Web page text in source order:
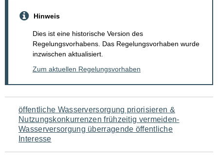
Hinweis
Dies ist eine historische Version des
Regelungsvorhabens. Das Regelungsvorhaben wurde
inzwischen aktualisiert.
Zum aktuellen Regelungsvorhaben
Navigation
für
den
öffentliche Wasserversorgung priorisieren &
Nutzungskonkurrenzen frühzeitig vermeiden-
Wasserversorgung überragende öffentliche
Interesse